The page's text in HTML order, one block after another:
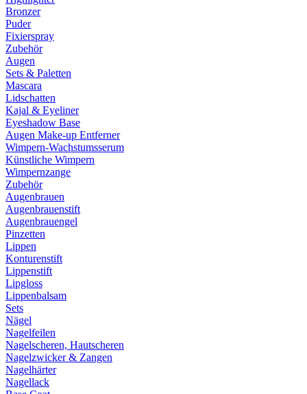
Bronzer
Puder
Fixierspray
Zubehör
Augen
Sets & Paletten
Mascara
Lidschatten
Kajal & Eyeliner
Eyeshadow Base
Augen Make-up Entferner
Wimpern-Wachstumsserum
Künstliche Wimpern
Wimpernzange
Zubehör
Augenbrauen
Augenbrauenstift
Augenbrauengel
Pinzetten
Lippen
Konturenstift
Lippenstift
Lipgloss
Lippenbalsam
Sets
Nägel
Nagelfeilen
Nagelscheren, Hautscheren
Nagelzwicker & Zangen
Nagelhärter
Nagellack